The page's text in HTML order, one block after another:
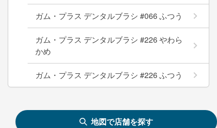
ガム・プラス デンタルブラシ #066 ふつう
ガム・プラス デンタルブラシ #226 やわら
かめ
ガム・プラス デンタルブラシ #226 ふつう
地図で店舗を探す